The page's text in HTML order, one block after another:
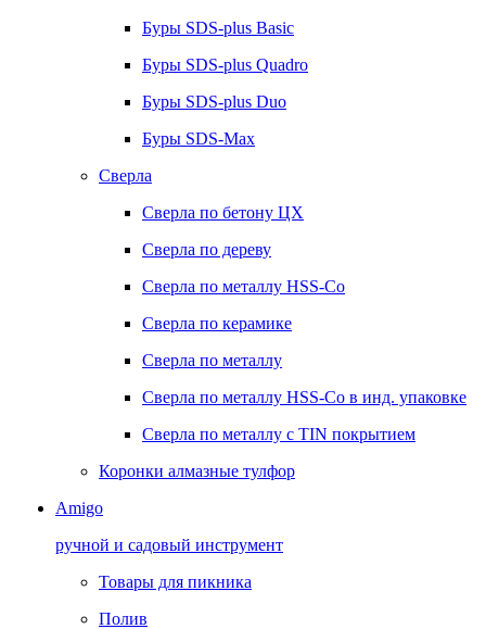
Буры SDS-plus Basic
Буры SDS-plus Quadro
Буры SDS-plus Duo
Буры SDS-Max
Сверла
Сверла по бетону ЦХ
Сверла по дереву
Сверла по металлу HSS-Co
Сверла по керамике
Сверла по металлу
Сверла по металлу HSS-Co в инд. упаковке
Сверла по металлу с TIN покрытием
Коронки алмазные тулфор
Amigo
ручной и садовый инструмент
Товары для пикника
Полив